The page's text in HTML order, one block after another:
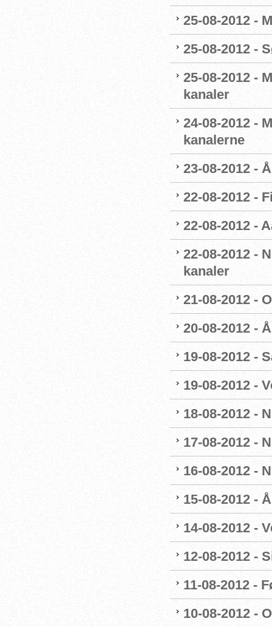
25-08-2012 -
25-08-2012 -
25-08-2012 -
kanaler
24-08-2012 -
kanalerne
23-08-2012 -
22-08-2012 -
22-08-2012 -
22-08-2012 -
kanaler
21-08-2012 -
20-08-2012 -
19-08-2012 -
19-08-2012 -
18-08-2012 -
17-08-2012 -
16-08-2012 -
15-08-2012 -
14-08-2012 -
12-08-2012 -
11-08-2012 -
10-08-2012 -